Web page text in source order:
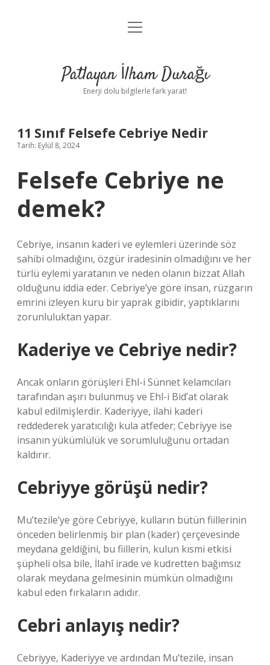
Anasayfa
Yasal Uyarı
menüyü
Patlayan İlham Durağı
Enerji dolu bilgilerle fark yarat!
11 Sınıf Felsefe Cebriye Nedir
Tarih: Eylül 8, 2024
Felsefe Cebriye ne
demek?
Cebriye, insanın kaderi ve eylemleri üzerinde söz
sahibi olmadığını, özgür iradesinin olmadığını ve her
türlü eylemi yaratanın ve neden olanın bizzat Allah
olduğunu iddia eder. Cebriye’ye göre insan, rüzgarın
emrini izleyen kuru bir yaprak gibidir, yaptıklarını
zorunluluktan yapar.
Kaderiye ve Cebriye nedir?
Ancak onların görüşleri Ehl-i Sünnet kelamcıları
tarafından aşırı bulunmuş ve Ehl-i Bid’at olarak
kabul edilmişlerdir. Kaderiyye, ilahi kaderi
reddederek yaratıcılığı kula atfeder; Cebriyye ise
insanın yükümlülük ve sorumluluğunu ortadan
kaldırır.
Cebriyye görüşü nedir?
Mu’tezile’ye göre Cebriyye, kulların bütün fiillerinin
önceden belirlenmiş bir plan (kader) çerçevesinde
meydana geldiğini, bu fiillerin, kulun kısmi etkisi
şüpheli olsa bile, İlahî irade ve kudretten bağımsız
olarak meydana gelmesinin mümkün olmadığını
kabul eden fırkaların adıdır.
Cebri anlayış nedir?
Cebriyye, Kaderiyye ve ardından Mu’tezile, insan